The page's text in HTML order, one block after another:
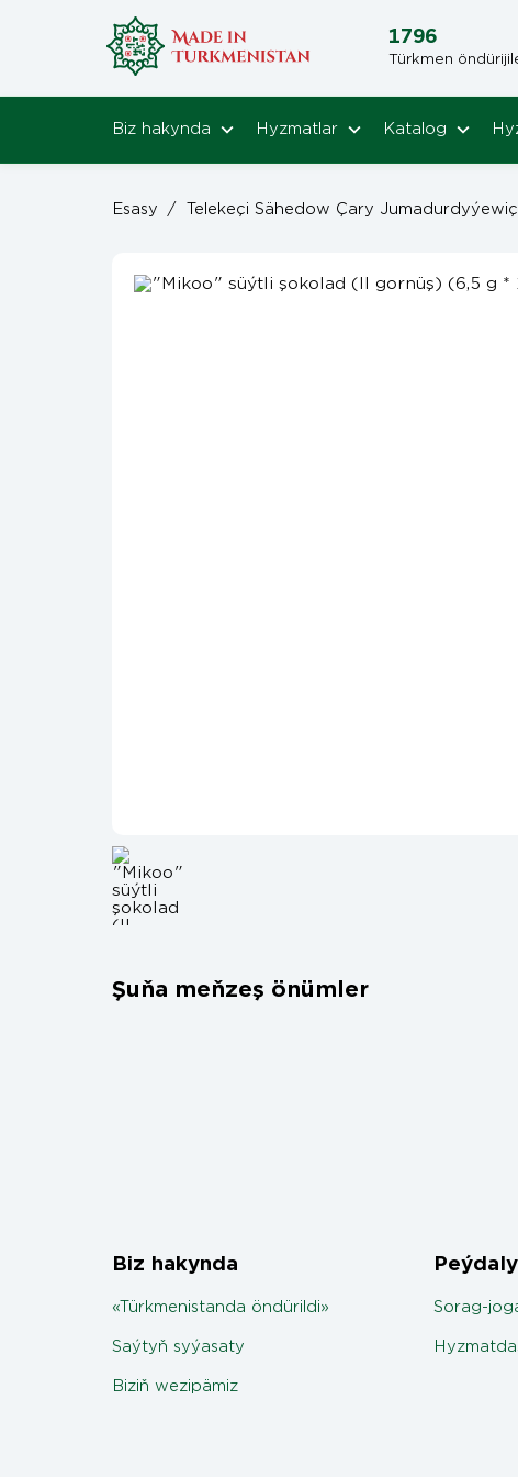
1796
Türkmen
Biz hakynda Hyzmatlar Katalog
Esasy / Telekeçi Sähedow Çary Jumadurdyýewiç
Şuňa meňzeş önümler
Biz hakynda
«Türkmenistanda öndürildi»
Saýtyň syýasaty
Biziň wezipämiz
Sorag-